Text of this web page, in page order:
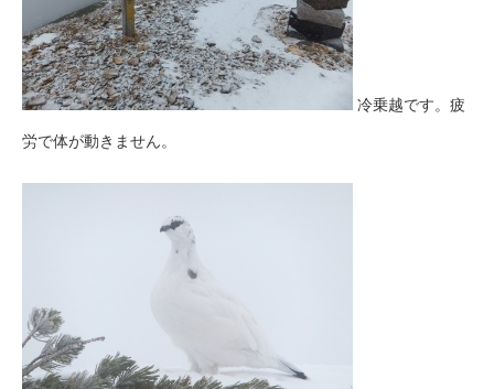
冷乗越です。疲
労で体が動きません。